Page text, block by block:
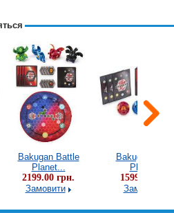
Bakugan Battle
Planet...
2199.00 грн.
Замовити
Bakugan
Planet...
1599.00 грн.
Замовити